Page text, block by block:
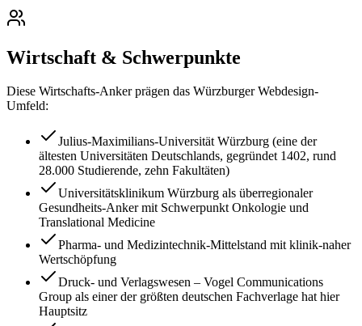
Wirtschaft & Schwerpunkte
Diese Wirtschafts-Anker prägen das Würzburger Webdesign-
Umfeld:
Julius-Maximilians-Universität Würzburg (eine der
ältesten Universitäten Deutschlands, gegründet 1402, rund
28.000 Studierende, zehn Fakultäten)
Universitätsklinikum Würzburg als überregionaler
Gesundheits-Anker mit Schwerpunkt Onkologie und
Translational Medicine
Pharma- und Medizintechnik-Mittelstand mit klinik-naher
Wertschöpfung
Druck- und Verlagswesen – Vogel Communications
Group als einer der größten deutschen Fachverlage hat hier
Hauptsitz